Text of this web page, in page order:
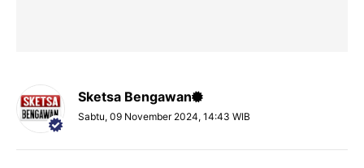
Sketsa Bengawan
Sabtu, 09 November 2024, 14:43 WIB